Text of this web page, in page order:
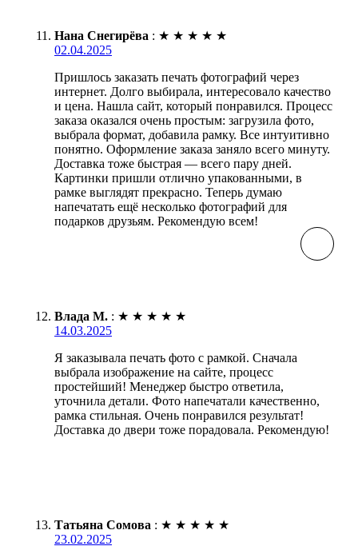
Нана Снегирёва : ★ ★ ★ ★ ★
02.04.2025
Пришлось заказать печать фотографий через
интернет. Долго выбирала, интересовало качество
и цена. Нашла сайт, который понравился. Процесс
заказа оказался очень простым: загрузила фото,
выбрала формат, добавила рамку. Все интуитивно
понятно. Оформление заказа заняло всего минуту.
Доставка тоже быстрая — всего пару дней.
Картинки пришли отлично упакованными, в
рамке выглядят прекрасно. Теперь думаю
напечатать ещё несколько фотографий для
подарков друзьям. Рекомендую всем!
Влада М. : ★ ★ ★ ★ ★
14.03.2025
Я заказывала печать фото с рамкой. Сначала
выбрала изображение на сайте, процесс
простейший! Менеджер быстро ответила,
уточнила детали. Фото напечатали качественно,
рамка стильная. Очень понравился результат!
Доставка до двери тоже порадовала. Рекомендую!
Татьяна Сомова : ★ ★ ★ ★ ★
23.02.2025